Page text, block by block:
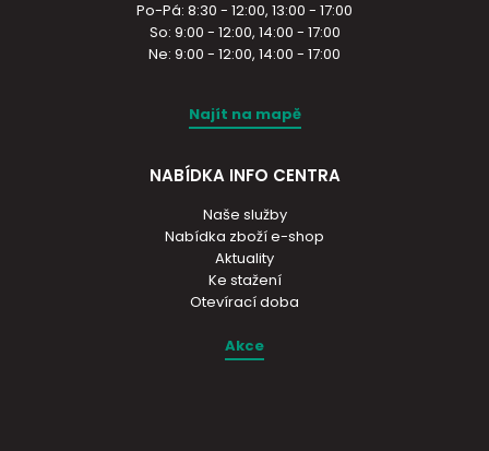
Po-Pá: 8:30 - 12:00, 13:00 - 17:00
So: 9:00 - 12:00, 14:00 - 17:00
Ne: 9:00 - 12:00, 14:00 - 17:00
Najít na mapě
NABÍDKA INFO CENTRA
Naše služby
Nabídka zboží e-shop
Aktuality
Ke stažení
Otevírací doba
Akce